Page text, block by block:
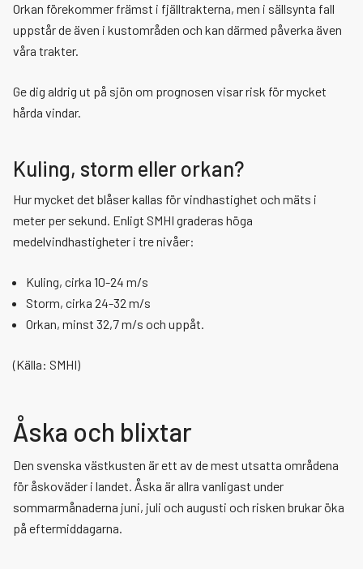
Orkan förekommer främst i fjälltrakterna, men i sällsynta fall
uppstår de även i kustområden och kan därmed påverka även
våra trakter.
Ge dig aldrig ut på sjön om prognosen visar risk för mycket
hårda vindar.
Kuling, storm eller orkan?
Hur mycket det blåser kallas för vindhastighet och mäts i
meter per sekund. Enligt SMHI graderas höga
medelvindhastigheter i tre nivåer:
Kuling, cirka 10-24 m/s
Storm, cirka 24-32 m/s
Orkan, minst 32,7 m/s och uppåt.
(Källa: SMHI)
Åska och blixtar
Den svenska västkusten är ett av de mest utsatta områdena
för åskoväder i landet. Åska är allra vanligast under
sommarmånaderna juni, juli och augusti och risken brukar öka
på eftermiddagarna.